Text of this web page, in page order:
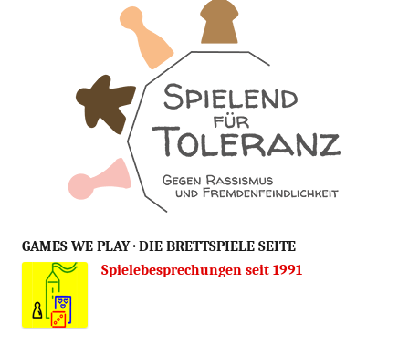
GAMES WE PLAY · DIE BRETTSPIELE SEITE
Spielebesprechungen seit 1991